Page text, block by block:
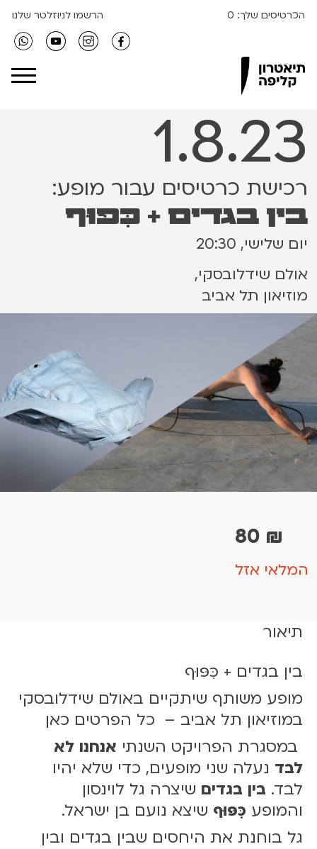
הכרטיסים שלך: 0 הרשמו לניוזלטר שלנו
Clipa Theater
1.8.23
רכישת כרטיסים עבור מופע:
בין בגדים + כִּפּוּף
יום שלישי, 20:30
אולם שידלובסקי,
מוזיאון תל אביב
80 ₪
המלאי אזל
תיאור
בין בגדים + כִּפּוּף
מופע משותף שיתקיים באולם שידלובסקי
במוזיאון תל אביב – כל הפרטים כאן
במסגרת הפרויקט השנתי אנחנו לא
לבד נעלה שני מופעים, כדי שלא יהיו
לבד. בין בגדים שיצרה גל לוינסון
והמופע כִּפּוּף שיצא נועם בן ישראל.
גל בוחנת את היחסים שבין בגדים ובין